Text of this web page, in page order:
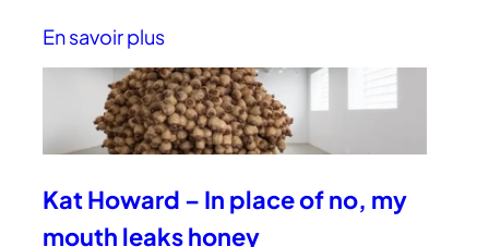
En savoir plus
Kat Howard – In place of no, my
mouth leaks honey